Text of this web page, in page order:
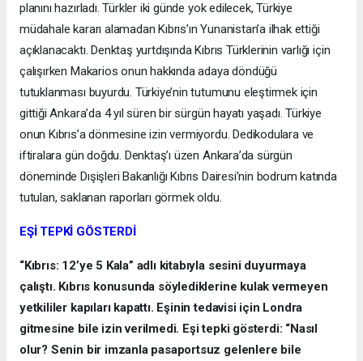
planını hazırladı. Türkler iki günde yok edilecek, Türkiye
müdahale kararı alamadan Kıbrıs’ın Yunanistan’a ilhak ettiği
açıklanacaktı. Denktaş yurtdışında Kıbrıs Türklerinin varlığı için
çalışırken Makarios onun hakkında adaya döndüğü
tutuklanması buyurdu. Türkiye’nin tutumunu eleştirmek için
gittiği Ankara’da 4 yıl süren bir sürgün hayatı yaşadı. Türkiye
onun Kıbrıs’a dönmesine izin vermiyordu. Dedikodulara ve
iftiralara gün doğdu. Denktaş’ı üzen Ankara’da sürgün
döneminde Dışişleri Bakanlığı Kıbrıs Dairesi’nin bodrum katında
tutulan, saklanan raporları görmek oldu.
EŞİ TEPKİ GÖSTERDİ
“Kıbrıs: 12’ye 5 Kala” adlı kitabıyla sesini duyurmaya
çalıştı. Kıbrıs konusunda söylediklerine kulak vermeyen
yetkililer kapıları kapattı. Eşinin tedavisi için Londra
gitmesine bile izin verilmedi. Eşi tepki gösterdi: “Nasıl
olur? Senin bir imzanla pasaportsuz gelenlere bile